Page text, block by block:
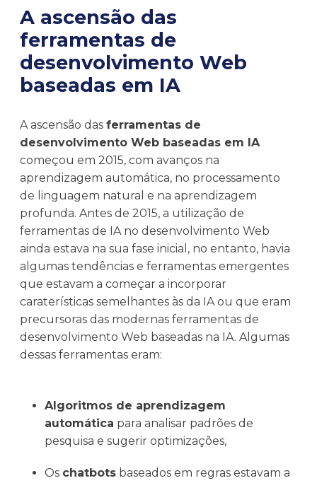
A ascensão das
ferramentas de
desenvolvimento Web
baseadas em IA
A ascensão das ferramentas de
desenvolvimento Web baseadas em IA
começou em 2015, com avanços na
aprendizagem automática, no processamento
de linguagem natural e na aprendizagem
profunda. Antes de 2015, a utilização de
ferramentas de IA no desenvolvimento Web
ainda estava na sua fase inicial, no entanto, havia
algumas tendências e ferramentas emergentes
que estavam a começar a incorporar
caraterísticas semelhantes às da IA ou que eram
precursoras das modernas ferramentas de
desenvolvimento Web baseadas na IA. Algumas
dessas ferramentas eram:
Algoritmos de aprendizagem
automática para analisar padrões de
pesquisa e sugerir optimizações,
Os chatbotsbaseados em regras estavam a